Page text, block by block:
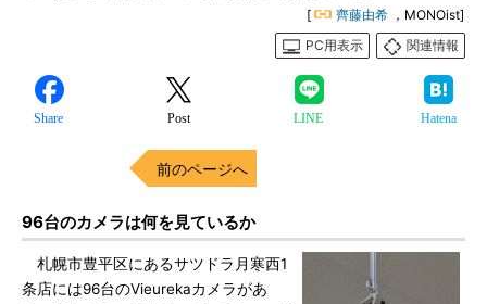
[ 齊藤由希 ，MONOist]
PC用表示
関連情報
Share Post LINE Hatena
前のページへ
96台のカメラは何を見ているか
札幌市豊平区にあるサツドラ月寒西1
条店には96台のVieurekaカメラがあ